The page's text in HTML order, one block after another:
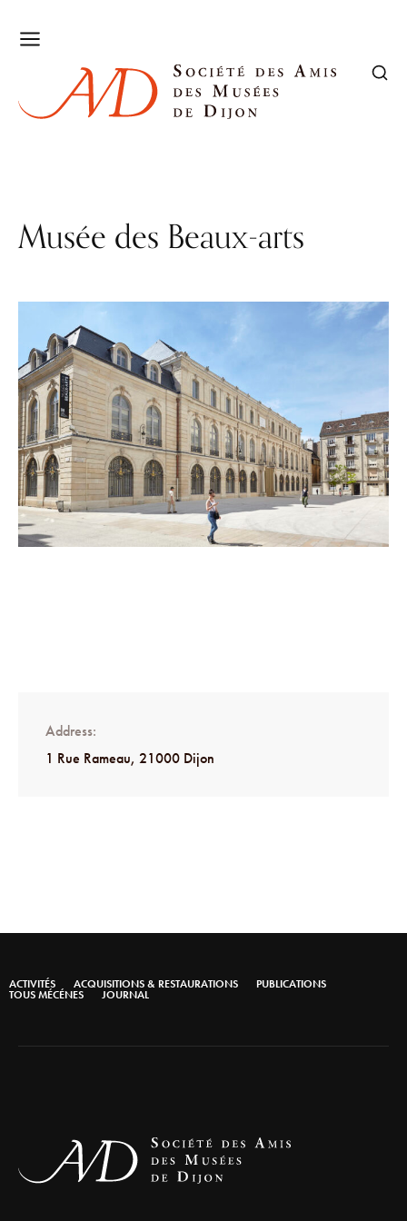
Musée des Beaux-arts
Address
1 Rue Rameau, 21000 Dijon
ACTIVITÉS ACQUISITIONS & RESTAURATIONS PUBLICATIONS
TOUS MÉCÉNES JOURNAL